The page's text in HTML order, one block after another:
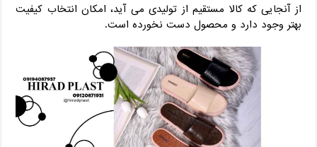
از آنجایی که کالا مستقیم از تولیدی می ‌آید، امکان انتخاب کیفیت
بهتر وجود دارد و محصول دست ‌نخورده است.